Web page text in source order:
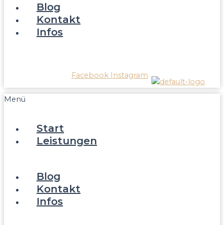
Blog
Kontakt
Infos
Facebook Instagram
Menü
Start
Leistungen
Blog
Kontakt
Infos